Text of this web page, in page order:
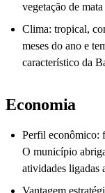
vegetação de
Clima: tropical,
meses do ano e
característico da
Economia
Perfil econômico:
O município
atividades ligadas